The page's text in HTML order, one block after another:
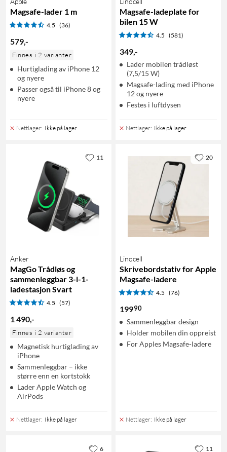
Magsafe-lader 1 m
4.5 (36)
579,-
Finnes i 2 varianter
Hurtiglading av iPhone 12
og nyere
Passer også til iPhone 8 og
nyere
Nettlager: Ikke på lager
Magsafe-ladeplate for
bilen 15 W
4.5 (581)
349,-
Lader mobilen trådløst
(7,5/15 W)
Magsafe-lading med iPhone
12 og nyere
Festes i luftdysen
Nettlager: Ikke på lager
Anker
MagGo Trådløs og
sammenleggbar 3-i-1-
ladestasjon Svart
4.5 (57)
1 490,-
Finnes i 2 varianter
Magnetisk hurtiglading av
iPhone
Sammenleggbar – ikke
større enn en kortstokk
Lader Apple Watch og
AirPods
Nettlager: Ikke på lager
11
Linocell
Skrivebordstativ for Apple
Magsafe-ladere
4.5 (76)
19990
Sammenleggbar design
Holder mobilen din oppreist
For Apples Magsafe-ladere
Nettlager: Ikke på lager
20
6 11